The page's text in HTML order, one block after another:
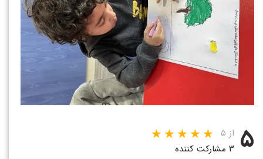
۵ از ۵
۳ مشارکت کننده